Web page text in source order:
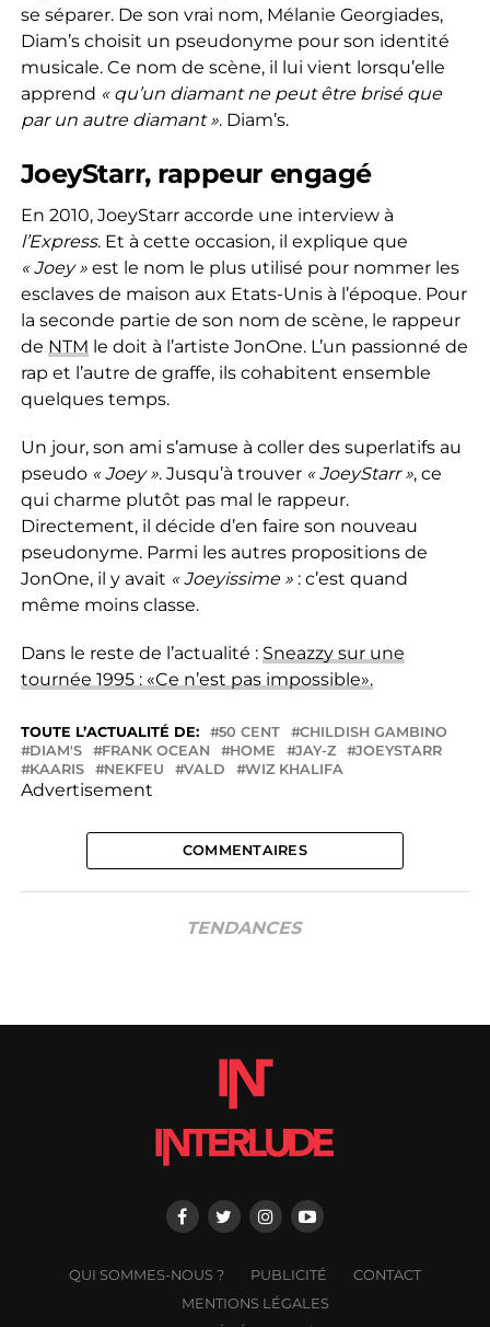
se séparer. De son vrai nom, Mélanie Georgiades,
Diam’s choisit un pseudonyme pour son identité
musicale. Ce nom de scène, il lui vient lorsqu’elle
apprend « qu’un diamant ne peut être brisé que
par un autre diamant ». Diam’s.
JoeyStarr, rappeur engagé
En 2010, JoeyStarr accorde une interview à
l’Express. Et à cette occasion, il explique que
« Joey »est le nom le plus utilisé pour nommer les
esclaves de maison aux Etats-Unis à l’époque. Pour
la seconde partie de son nom de scène, le rappeur
de NTM le doit à l’artiste JonOne. L’un passionné de
rap et l’autre de graffe, ils cohabitent ensemble
quelques temps.
Un jour, son ami s’amuse à coller des superlatifs au
pseudo « Joey ». Jusqu’à trouver « JoeyStarr », ce
qui charme plutôt pas mal le rappeur.
Directement, il décide d’en faire son nouveau
pseudonyme. Parmi les autres propositions de
JonOne, il y avait « Joeyissime »: c’est quand
même moins classe.
Dans le reste de l’actualité : Sneazzy sur une
tournée 1995 : «Ce n’est pas impossible».
TOUTE L’ACTUALITÉ DE: 50 CENT
CHILDISH GAMBINO
DIAM'S
FRANK OCEAN HOME JAY-Z
JOEYSTARR
KAARIS
NEKFEU VALD WIZ KHALIFA
Advertisement
COMMENTAIRES
TENDANCES
QUI SOMMES-NOUS ? PUBLICITÉ
CONTACT
MENTIONS LÉGALES